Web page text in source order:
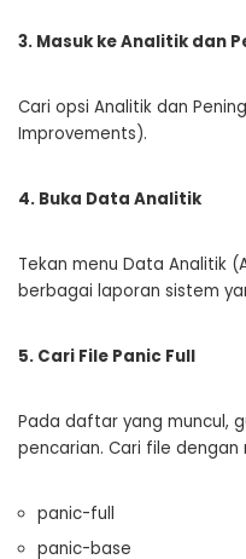
3. Masuk ke Analitik dan
Cari opsi Analitik dan
Improvements).
4. Buka Data Analitik
Tekan menu Data Analitik
berbagai laporan sistem
5. Cari File Panic Full
Pada daftar yang muncul,
pencarian. Cari file dengan
panic-full
panic-base